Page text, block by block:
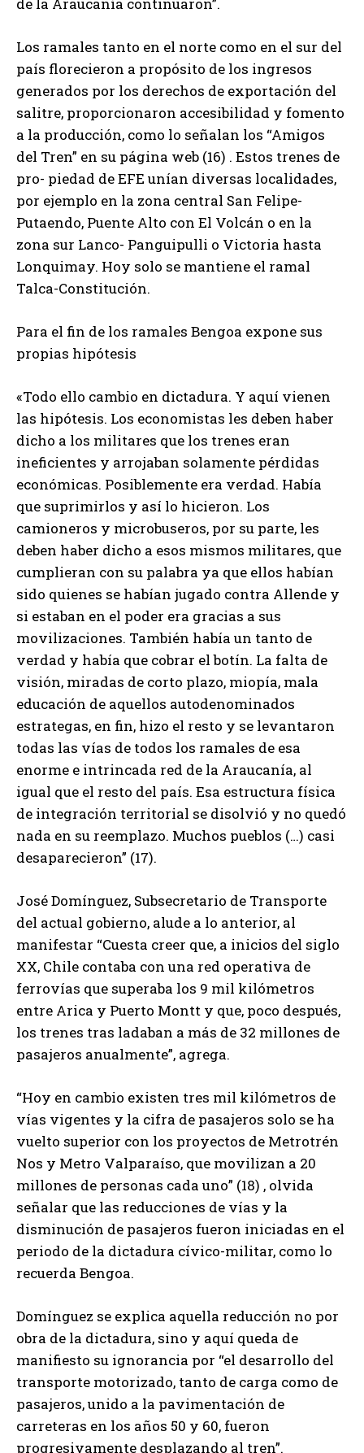
Los ramales tanto en el norte como en el sur del
país florecieron a propósito de los ingresos
generados por los derechos de exportación del
salitre, proporcionaron accesibilidad y fomento
a la producción, como lo señalan los “Amigos
del Tren” en su página web (16) . Estos trenes de
pro- piedad de EFE unían diversas localidades,
por ejemplo en la zona central San Felipe-
Putaendo, Puente Alto con El Volcán o en la
zona sur Lanco- Panguipulli o Victoria hasta
Lonquimay. Hoy solo se mantiene el ramal
Talca-Constitución.
Para el fin de los ramales Bengoa expone sus
propias hipótesis
«Todo ello cambio en dictadura. Y aquí vienen
las hipótesis. Los economistas les deben haber
dicho a los militares que los trenes eran
ineficientes y arrojaban solamente pérdidas
económicas. Posiblemente era verdad. Había
que suprimirlos y así lo hicieron. Los
camioneros y microbuseros, por su parte, les
deben haber dicho a esos mismos militares, que
cumplieran con su palabra ya que ellos habían
sido quienes se habían jugado contra Allende y
si estaban en el poder era gracias a sus
movilizaciones. También había un tanto de
verdad y había que cobrar el botín. La falta de
visión, miradas de corto plazo, miopía, mala
educación de aquellos autodenominados
estrategas, en fin, hizo el resto y se levantaron
todas las vías de todos los ramales de esa
enorme e intrincada red de la Araucanía, al
igual que el resto del país. Esa estructura física
de integración territorial se disolvió y no quedó
nada en su reemplazo. Muchos pueblos (…) casi
desaparecieron” (17).
José Domínguez, Subsecretario de Transporte
del actual gobierno, alude a lo anterior, al
manifestar “Cuesta creer que, a inicios del siglo
XX, Chile contaba con una red operativa de
ferrovías que superaba los 9 mil kilómetros
entre Arica y Puerto Montt y que, poco después,
los trenes tras ladaban a más de 32 millones de
pasajeros anualmente”, agrega.
“Hoy en cambio existen tres mil kilómetros de
vías vigentes y la cifra de pasajeros solo se ha
vuelto superior con los proyectos de Metrotrén
Nos y Metro Valparaíso, que movilizan a 20
millones de personas cada uno” (18) , olvida
señalar que las reducciones de vías y la
disminución de pasajeros fueron iniciadas en el
periodo de la dictadura cívico-militar, como lo
recuerda Bengoa.
Domínguez se explica aquella reducción no por
obra de la dictadura, sino y aquí queda de
manifiesto su ignorancia por “el desarrollo del
transporte motorizado, tanto de carga como de
pasajeros, unido a la pavimentación de
carreteras en los años 50 y 60, fueron
progresivamente desplazando al tren”.